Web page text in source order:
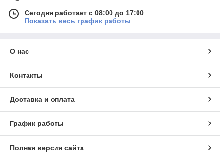
Сегодня работает с 08:00 до 17:00
Показать весь график работы
О нас
Контакты
Доставка и оплата
График работы
Полная версия сайта